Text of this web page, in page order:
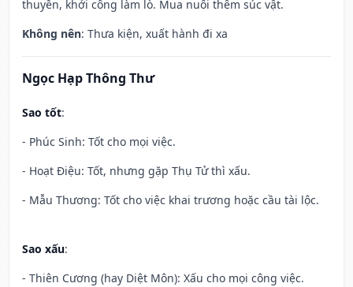
thuyền, khởi công làm lò. Mua nuôi thêm súc vật.
Không nên: Thưa kiện, xuất hành đi xa
Ngọc Hạp Thông Thư
Sao tốt:
- Phúc Sinh: Tốt cho mọi việc.
- Hoạt Điệu: Tốt, nhưng gặp Thụ Tử thì xấu.
- Mẫu Thương: Tốt cho việc khai trương hoặc cầu tài lộc.
Sao xấu:
- Thiên Cương (hay Diệt Môn): Xấu cho mọi công việc.